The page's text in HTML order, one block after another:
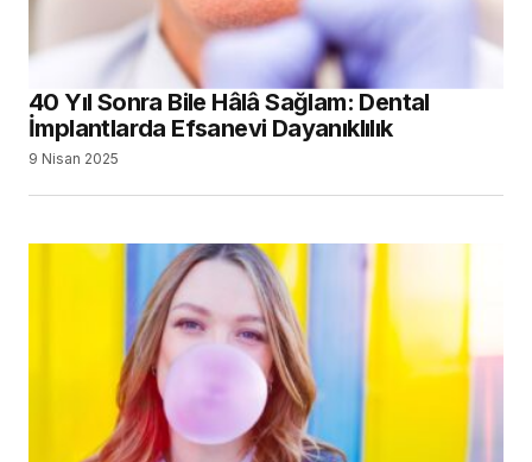
40 Yıl Sonra Bile Hâlâ Sağlam: Dental
İmplantlarda Efsanevi Dayanıklılık
9 Nisan 2025